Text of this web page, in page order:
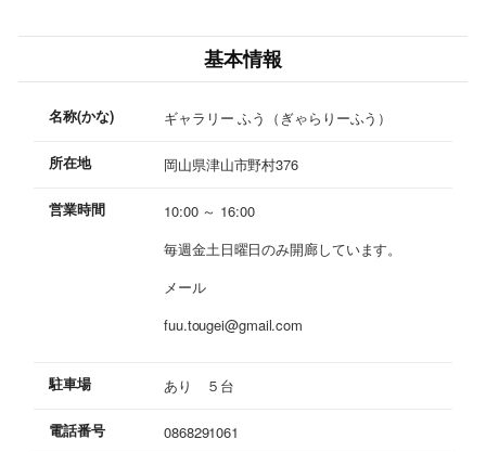
基本情報
名称(かな) ギャラリー ふう（ぎゃらりーふう）
所在地 岡山県津山市野村376
営業時間
10:00 ～ 16:00
毎週金土日曜日のみ開廊しています。
メール
fuu.tougei@gmail.com
駐車場 あり ５台
電話番号 0868291061